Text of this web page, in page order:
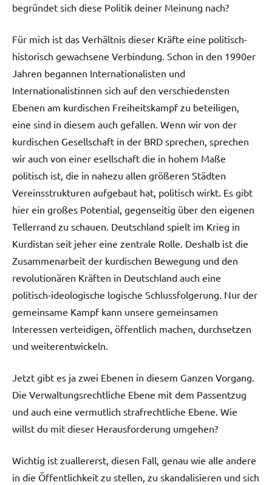
begründet sich diese Politik deiner Meinung nach?
Für mich ist das Verhältnis dieser Kräfte eine politisch-
historisch gewachsene Verbindung. Schon in den 1990er
Jahren begannen Internationalisten und
Internationalistinnen sich auf den verschiedensten
Ebenen am kurdischen Freiheitskampf zu beteiligen,
eine sind in diesem auch gefallen. Wenn wir von der
kurdischen Gesellschaft in der BRD sprechen, sprechen
wir auch von einer esellschaft die in hohem Maße
politisch ist, die in nahezu allen größeren Städten
Vereinsstrukturen aufgebaut hat, politisch wirkt. Es gibt
hier ein großes Potential, gegenseitig über den eigenen
Tellerrand zu schauen. Deutschland spielt im Krieg in
Kurdistan seit jeher eine zentrale Rolle. Deshalb ist die
Zusammenarbeit der kurdischen Bewegung und den
revolutionären Kräften in Deutschland auch eine
politisch-ideologische logische Schlussfolgerung. Nur der
gemeinsame Kampf kann unsere gemeinsamen
Interessen verteidigen, öffentlich machen, durchsetzen
und weiterentwickeln.
Jetzt gibt es ja zwei Ebenen in diesem Ganzen Vorgang.
Die Verwaltungsrechtliche Ebene mit dem Passentzug
und auch eine vermutlich strafrechtliche Ebene. Wie
willst du mit dieser Herausforderung umgehen?
Wichtig ist zuallererst, diesen Fall, genau wie alle andere
in die Öffentlichkeit zu stellen, zu skandalisieren und sich